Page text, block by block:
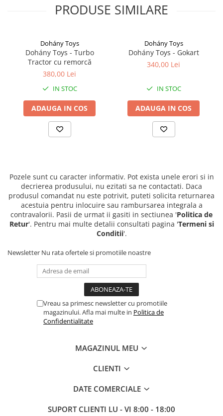
PRODUSE SIMILARE
Dohány Toys
Dohány Toys - Turbo
Tractor cu remorcă
380,00 Lei
IN STOC
ADAUGA IN COS
Dohány Toys
Dohány Toys - Gokart
340,00 Lei
IN STOC
ADAUGA IN COS
Pozele sunt cu caracter informativ. Pot exista unele erori si in
decrierea produsului, nu ezitati sa ne contactati. Daca
produsul comandat nu este potrivit, puteti solicita returnarea
acestuia pentru inlocuire sau rambursarea integrala a
contravalorii. Pasii de urmat ii gasiti in sectiunea 'Politica de
Retur'. Pentru mai multe detalii consultati pagina 'Termeni si
Conditii'.
Newsletter Nu rata ofertele si promotiile noastre
Vreau sa primesc newsletter cu promotiile
magazinului. Afla mai multe in Politica de
Confidentialitate
MAGAZINUL MEU
CLIENTI
DATE COMERCIALE
SUPORT CLIENTI LU - VI 8:00 - 18:00